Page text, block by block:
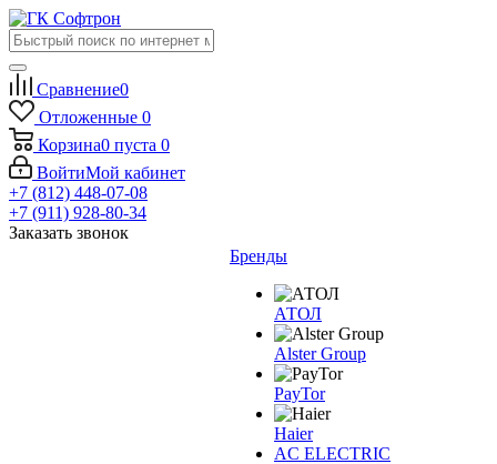
Сравнение0
Отложенные 0
Корзина0 пуста 0
ВойтиМой кабинет
+7 (812) 448-07-08
+7 (911) 928-80-34
Заказать звонок
Бренды
АТОЛ
Alster Group
PayTor
Haier
AC ELECTRIC